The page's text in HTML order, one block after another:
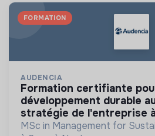
FORMATION
AUDENCIA
formation certifiante pour placer le
développement durable
stratégie de l'entreprise
MSc in Management for